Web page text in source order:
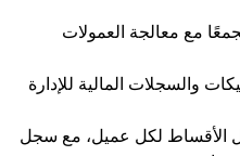
مع معالجة العمولات
والسجلات المالية للإدارة
الأقساط لكل عميل، مع سجل